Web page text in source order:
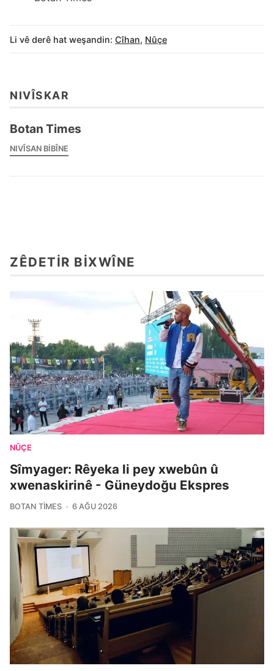
Li vê derê hat weşandin: Cîhan, Nûçe
NIVÎSKAR
Botan Times
NIVÎSAN BIBÎNE
ZÊDETIR BIXWÎNE
NÛÇE
Sîmyager: Rêyeka li pey xwebûn û
xwenaskirinê - Güneydoğu Ekspres
BOTAN TIMES 6 AĞU 2026